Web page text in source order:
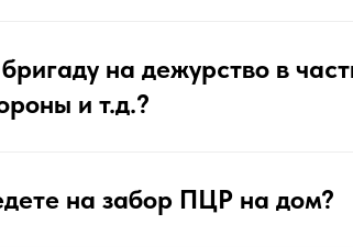
на дежурство в
и т.д.?
на забор ПЦР на дом?